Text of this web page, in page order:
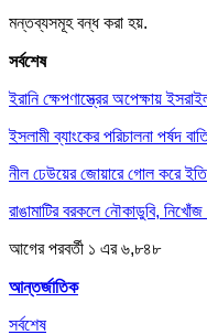
মন্তব্যসমূহ বন্ধ করা হয়.
সর্বশেষ
ইরানি ক্ষেপণাস্ত্রের অপেক্ষায়
ইসলামী ব্যাংকের পরিচালনা পর্ষদ
নীল ঢেউয়ের জোয়ারে গোল করে
রাঙামাটির বরকলে নৌকাডুবি, নিখোঁজ
আগেরপরবর্তী ১ এর ৬,৮৪৮
আন্তর্জাতিক
সর্বশেষ